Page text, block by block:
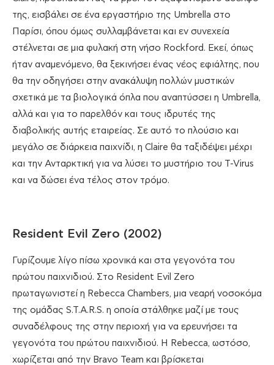
της, εισβάλει σε ένα εργαστήριο της Umbrella στο
Παρίσι, όπου όμως συλλαμβάνεται και εν συνεχεία
στέλνεται σε μια φυλακή στη νήσο Rockford. Εκεί, όπως
ήταν αναμενόμενο, θα ξεκινήσει ένας νέος εφιάλτης, που
θα την οδηγήσει στην ανακάλυψη πολλών μυστικών
σχετικά με τα βιολογικά όπλα που αναπτύσσει η Umbrella,
αλλά και για το παρελθόν και τους ιδρυτές της
διαβολικής αυτής εταιρείας. Σε αυτό το πλούσιο και
μεγάλο σε διάρκεια παιχνίδι, η Claire θα ταξιδέψει μέχρι
και την Ανταρκτική για να λύσει το μυστήριο του T-Virus
και να δώσει ένα τέλος στον τρόμο.
Resident Evil Zero (2002)
Γυρίζουμε λίγο πίσω χρονικά και στα γεγονότα του
πρώτου παιχνιδιού. Στο Resident Evil Zero
πρωταγωνιστεί η Rebecca Chambers, μια νεαρή νοσοκόμα
της ομάδας S.T.A.R.S. η οποία στάλθηκε μαζί με τους
συναδέλφους της στην περιοχή για να ερευνήσει τα
γεγονότα του πρώτου παιχνιδιού. Η Rebecca, ωστόσο,
χωρίζεται από την Bravo Team και βρίσκεται